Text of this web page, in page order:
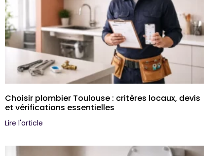
Choisir plombier Toulouse : critères locaux, devis
et vérifications essentielles
Lire l'article